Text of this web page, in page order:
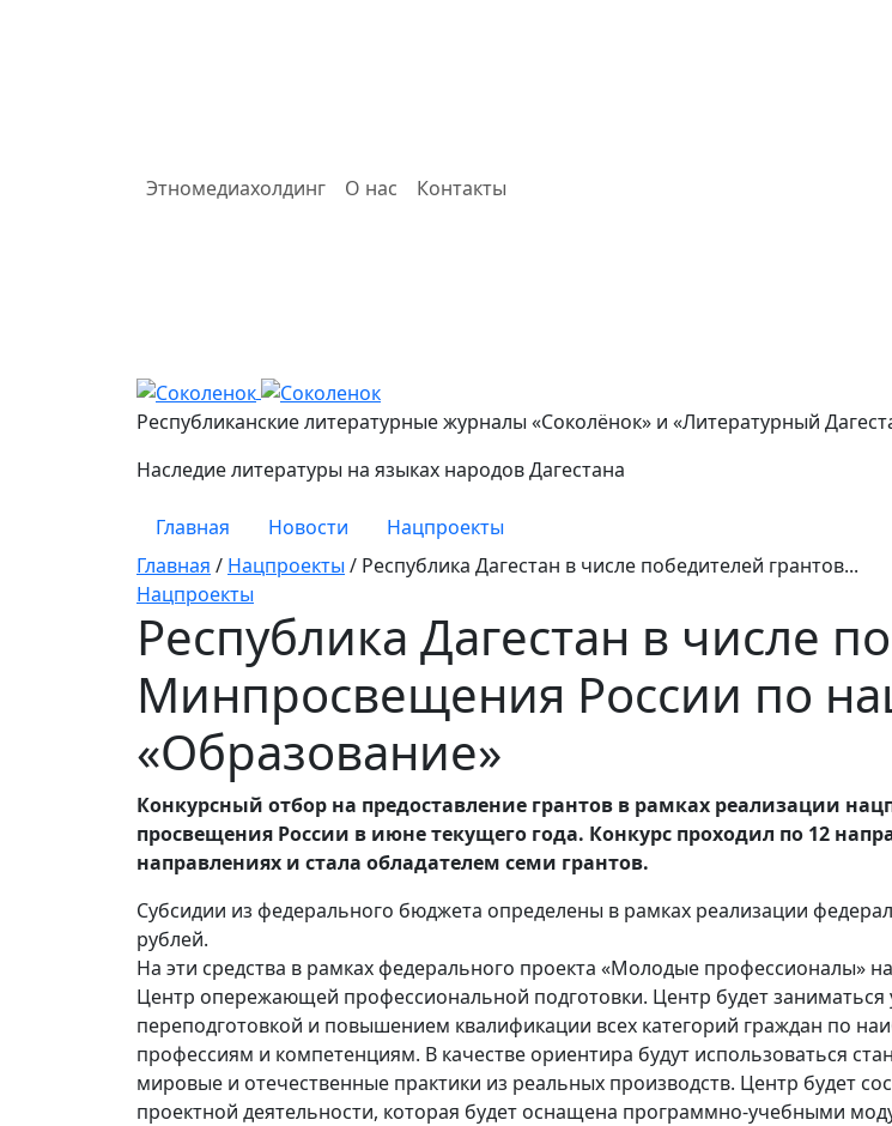
Этномедиахолдинг О нас Контакты
Соколенок
Республиканские литературные журналы «Соколёнок» и «Литературный
Наследие литературы на языках народов Дагестана
Главная Новости
Нацпроекты
Главная / Нацпроекты / Республика Дагестан в числе победителей грантов...
Нацпроекты
Республика Дагестан в числе
Минпросвещения России по
«Образование»
Конкурсный отбор на предоставление грантов в рамках реализации
просвещения России в июне текущего года. Конкурс проходил по 12
направлениях и стала обладателем семи грантов.
Субсидии из федерального бюджета определены в рамках реализации
рублей.
На эти средства в рамках федерального проекта «Молодые профессионалы»
Центр опережающей профессиональной подготовки. Центр будет
переподготовкой и повышением квалификации всех категорий граждан по
профессиям и компетенциям. В качестве ориентира будут использоваться
мировые и отечественные практики из реальных производств. Центр будет
проектной деятельности, которая будет оснащена программно-учебными